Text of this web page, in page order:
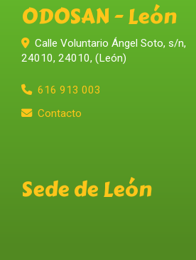
ODOSAN - León
Calle Voluntario Ángel Soto, s/n,
24010, 24010, (León)
616 913 003
Contacto
Sede de León